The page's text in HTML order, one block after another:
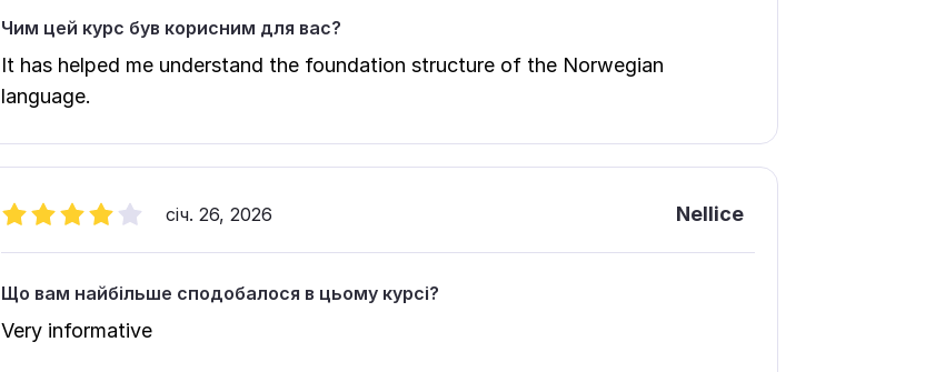
Чим цей курс був корисним для вас?
It has helped me understand the foundation structure of the Norwegian
language.
січ. 26, 2026 Nellice
Що вам найбільше сподобалося в цьому курсі?
Very informative